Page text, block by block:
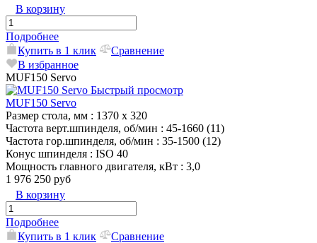
В корзину
Подробнее
Купить в 1 клик
Сравнение
В избранное
MUF150 Servo
Быстрый просмотр
MUF150 Servo
Размер стола, мм : 1370 x 320
Частота верт.шпинделя, об/мин : 45-1660 (11)
Частота гор.шпинделя, об/мин : 35-1500 (12)
Конус шпинделя : ISO 40
Мощность главного двигателя, кВт : 3,0
1 976 250 руб
В корзину
Подробнее
Купить в 1 клик
Сравнение